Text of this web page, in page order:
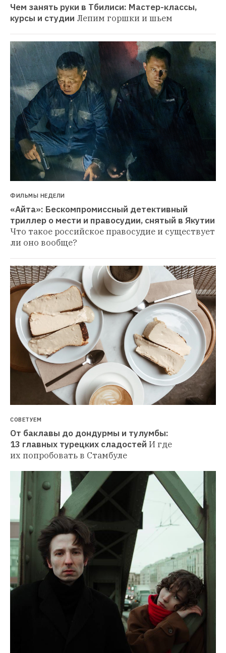
Чем занять руки в Тбилиси: Мастер-классы,
курсы и студии Лепим горшки и шьем
ФИЛЬМЫ НЕДЕЛИ
«Айта»: Бескомпромиссный детективный
триллер о мести и правосудии, снятый в Якутии
Что такое российское правосудие и существует
ли оно вообще?
СОВЕТУЕМ
От баклавы до дондурмы и тулумбы:
13 главных турецких сладостей И где
их попробовать в Стамбуле